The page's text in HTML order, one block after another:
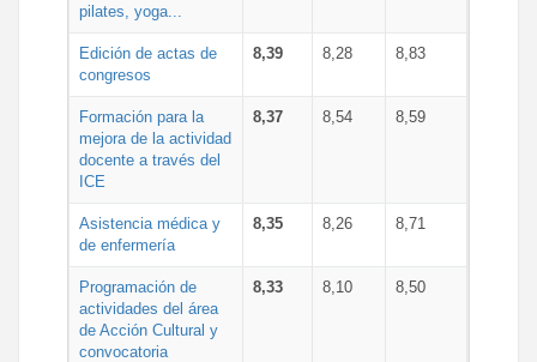
pilates, yoga...
Edición de actas de
congresos
8,39 8,28 8,83
Formación para la
mejora de la actividad
docente a través del
ICE
8,37 8,54 8,59
Asistencia médica y
de enfermería
8,35 8,26 8,71
Programación de
actividades del área
de Acción Cultural y
convocatoria
8,33 8,10 8,50